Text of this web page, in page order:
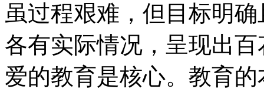
虽过程艰难，但目标明
各有实际情况，呈现出
爱的教育是核心。教育